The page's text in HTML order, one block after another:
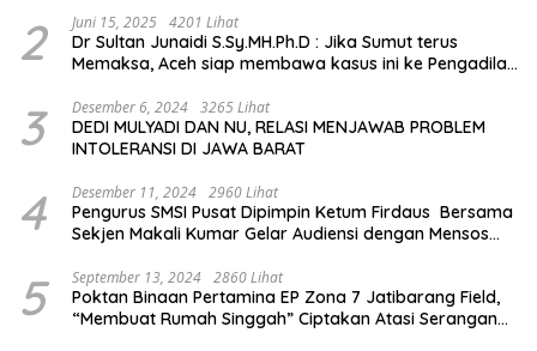
2 Juni 15, 2025 4201 Lihat
Dr Sultan Junaidi S.Sy.MH.Ph.D : Jika Sumut terus
Memaksa, Aceh siap membawa kasus ini ke Pengadilan
3 Desember 6, 2024 3265 Lihat
DEDI MULYADI DAN NU, RELASI MENJAWAB PROBLEM
INTOLERANSI DI JAWA BARAT
4 Desember 11, 2024 2960 Lihat
Pengurus SMSI Pusat Dipimpin Ketum Firdaus Bersama
Sekjen Makali Kumar Gelar Audiensi dengan Mensos
5 September 13, 2024 2860 Lihat
Poktan Binaan Pertamina EP Zona 7 Jatibarang Field,
“Membuat Rumah Singgah” Ciptakan Atasi Serangan